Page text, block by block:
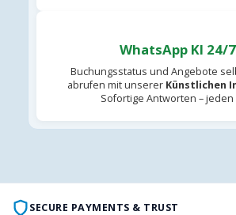
WhatsApp KI 24/7
Buchungsstatus und Angebote
abrufen mit unserer Künstlichen
Sofortige Antworten – jeden
SECURE PAYMENTS & TRUST